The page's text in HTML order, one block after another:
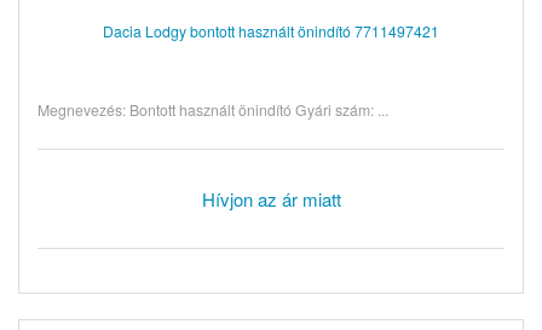
Dacia Lodgy bontott használt önindító 7711497421
Megnevezés: Bontott használt önindító Gyári szám: ...
Hívjon az ár miatt